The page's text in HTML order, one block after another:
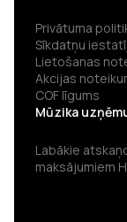
Privātuma
Sīkdatņu
Lietošanas
Akcijas
COF līgums
Mūzika
Labākie
maksājumiem